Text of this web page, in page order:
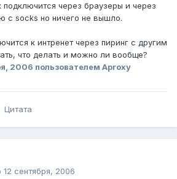
подключится через браузеры и через
с socks но ничего не вышло.
к интренет через пиринг с другим
что делать и можно ли вообще?
2006 пользователем Aproxy
Цитата
12 сентября, 2006